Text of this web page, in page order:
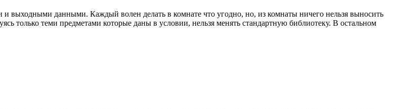
выходными данными. Каждый волен делать в комнате что угодно, но, из комнаты ничего нельзя выносить
только теми предметами которые даны в условии, нельзя менять стандартную библиотеку. В остальном